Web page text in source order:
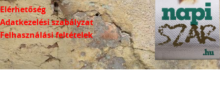
Elérhetőség
Adatkezelési szabályzat
Felhasználási feltételek